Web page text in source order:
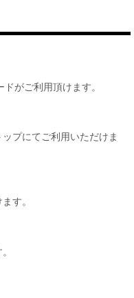
がご利用頂けます。
プにてご利用いただけま
す。